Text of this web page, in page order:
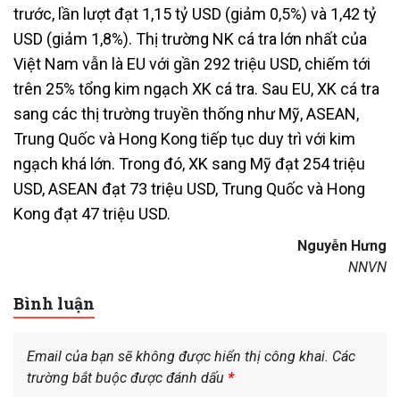
trước, lần lượt đạt 1,15 tỷ USD (giảm 0,5%) và 1,42 tỷ
USD (giảm 1,8%). Thị trường NK cá tra lớn nhất của
Việt Nam vẫn là EU với gần 292 triệu USD, chiếm tới
trên 25% tổng kim ngạch XK cá tra. Sau EU, XK cá tra
sang các thị trường truyền thống như Mỹ, ASEAN,
Trung Quốc và Hong Kong tiếp tục duy trì với kim
ngạch khá lớn. Trong đó, XK sang Mỹ đạt 254 triệu
USD, ASEAN đạt 73 triệu USD, Trung Quốc và Hong
Kong đạt 47 triệu USD.
Nguyễn Hưng
NNVN
Bình luận
Email của bạn sẽ không được hiển thị công khai. Các
trường bắt buộc được đánh dấu *